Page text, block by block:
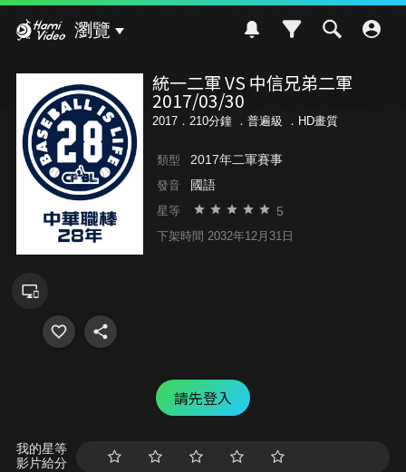
瀏覽
統一二軍 VS 中信兄弟二軍
2017/03/30
2017．210分鐘 ． 普遍級 ．HD畫質
類型 2017年二軍賽事
發音 國語
星等 5
下架時間 2032年12月31日
請先登入
我的星等
影片給分